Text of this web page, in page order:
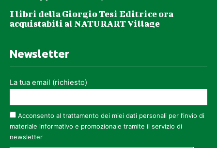
I libri della Giorgio Tesi Editrice ora
acquistabili al NATURART Village
Newsletter
La tua email (richiesto)
Acconsento al trattamento dei miei dati personali per l’invio di
materiale informativo e promozionale tramite il servizio di
newsletter